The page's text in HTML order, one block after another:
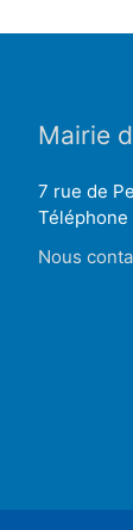
Mairie
7 rue de
Téléphone
Nous